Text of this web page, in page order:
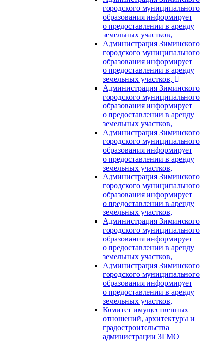
городского муниципального
образования информирует
о предоставлении в аренду
земельных участков,
Администрация Зиминского
городского муниципального
образования информирует
о предоставлении в аренду
земельных участков,
Администрация Зиминского
городского муниципального
образования информирует
о предоставлении в аренду
земельных участков,
Администрация Зиминского
городского муниципального
образования информирует
о предоставлении в аренду
земельных участков,
Администрация Зиминского
городского муниципального
образования информирует
о предоставлении в аренду
земельных участков,
Администрация Зиминского
городского муниципального
образования информирует
о предоставлении в аренду
земельных участков,
Администрация Зиминского
городского муниципального
образования информирует
о предоставлении в аренду
земельных участков,
Комитет имущественных
отношений, архитектуры и
градостроительства
администрации ЗГМО